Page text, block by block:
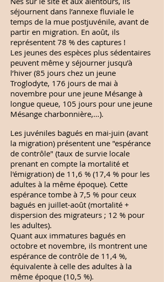
séjournent dans l’annexe fluviale le
temps de la mue postjuvénile, avant de
partir en migration. En août, ils
représentent 78 % des captures !
Les jeunes des espèces plus sédentaires
peuvent même y séjourner jusqu’à
l’hiver (85 jours chez un jeune
Troglodyte, 176 jours de mai à
novembre pour une jeune Mésange à
longue queue, 105 jours pour une jeune
Mésange charbonnière,…).
Les juvéniles bagués en mai-juin (avant
la migration) présentent une "espérance
de contrôle" (taux de survie locale
prenant en compte la mortalité et
l'émigration) de 11,6 % (17,4 % pour les
adultes à la même époque). Cette
espérance tombe à 7,5 % pour ceux
bagués en juillet-août (mortalité +
dispersion des migrateurs ; 12 % pour
les adultes).
Quant aux immatures bagués en
octobre et novembre, ils montrent une
espérance de contrôle de 11,4 %,
équivalente à celle des adultes à la
même époque (10,5 %).